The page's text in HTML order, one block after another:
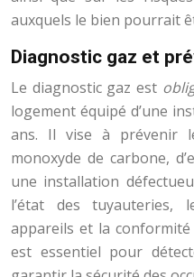
auxquels le bien pourrait
Diagnostic gaz et
Le diagnostic gaz est
logement équipé d’une
ans. Il vise à prévenir
monoxyde de carbone,
une installation
l’état des tuyauteries,
appareils et la
est essentiel pour